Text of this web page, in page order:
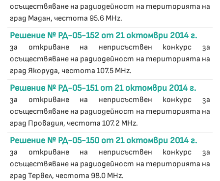
осъществяване на радиодейност на територията на
град Мадан, честота 95.6 MHz.
Решение № РД-05-152 от 21 октомври 2014 г.
за откриване на неприсъствен конкурс за
осъществяване на радиодейност на територията на
град Якоруда, честота 107.5 MHz.
Решение № РД-05-151 от 21 октомври 2014 г.
за откриване на неприсъствен конкурс за
осъществяване на радиодейност на територията на
град Провадия, честота 107.2 MHz.
Решение № РД-05-150 от 21 октомври 2014 г.
за откриване на неприсъствен конкурс за
осъществяване на радиодейност на територията на
град Тервел, честота 98.0 MHz.